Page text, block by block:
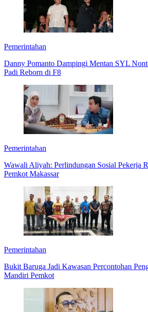
Pemerintahan
Danny Pomanto Dampingi Mentan SYL
Padi Reborn di F8
Pemerintahan
Wawali Aliyah: Perlindungan Sosial Pekerja
Pemkot Makassar
Pemerintahan
Bukit Baruga Jadi Kawasan Percontohan
Mandiri Pemkot